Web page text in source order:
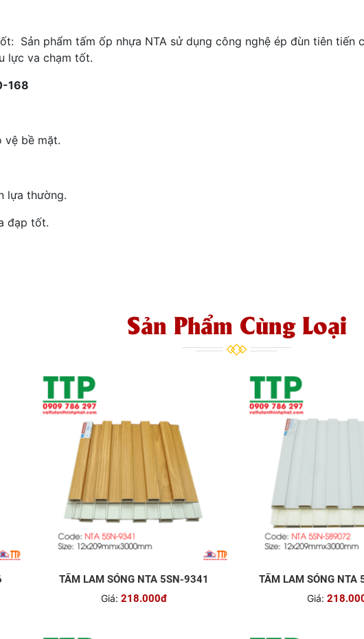
Sản phẩm tấm ốp nhựa NTA sử dụng công nghệ ép đùn tiên
lực va chạm tốt.
168
vệ bề mặt.
lựa thường.
đạp tốt.
Sản Phẩm Cùng Loại
TẤM LAM SÓNG NTA 5SN-9341
Giá: 218.000đ
TẤM LAM SÓNG NTA
Giá: